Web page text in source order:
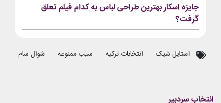
جایزه اسکار بهترین طراحی لباس به کدام فیلم تعلق
گرفت؟
استایل شیک انتخابات ترکیه سیب ممنوعه شوال سام